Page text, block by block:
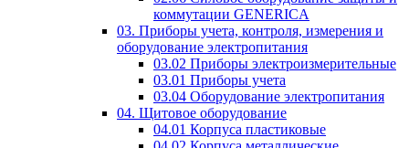
коммутации GENERICA
03. Приборы учета, контроля, измерения и
оборудование электропитания
03.02 Приборы электроизмерительные
03.01 Приборы учета
03.04 Оборудование электропитания
04. Щитовое оборудование
04.01 Корпуса пластиковые